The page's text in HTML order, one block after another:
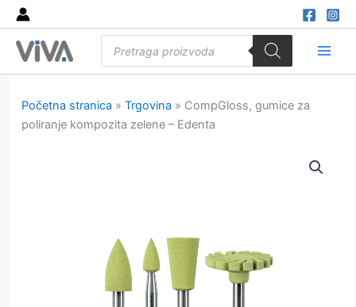
Skip
to
content
search
Početna stranica »Trgovina » CompGloss, gumice za
poliranje kompozita zelene – Edenta